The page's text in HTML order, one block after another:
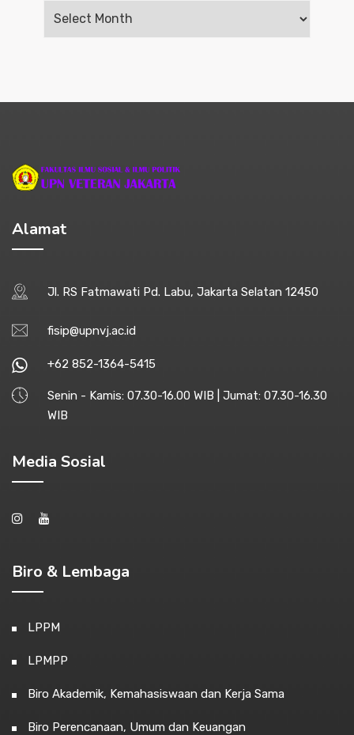
Arsip
Alamat
Jl. RS Fatmawati Pd. Labu, Jakarta Selatan 12450
fisip@upnvj.ac.id
+62 852-1364-5415
Senin - Kamis: 07.30-16.00 WIB | Jumat: 07.30-16.30
WIB
Media Sosial
Biro & Lembaga
LPPM
LPMPP
Biro Akademik, Kemahasiswaan dan Kerja Sama
Biro Perencanaan, Umum dan Keuangan